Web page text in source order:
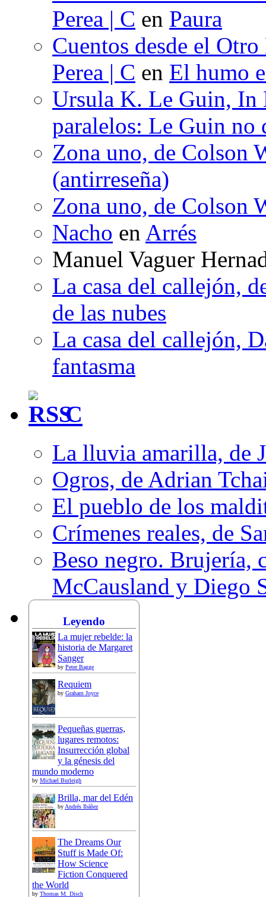
Perea | C en Paura
Cuentos desde el
Perea | C en El humo
Ursula K. Le Guin, In
paralelos: Le Guin no
Zona uno, de Colson
(antirreseña)
Zona uno, de Colson
Nacho en Arrés
Manuel Vaguer
La casa del callejón,
de las nubes
La casa del callejón,
fantasma
C
La lluvia amarilla, de
Ogros, de Adrian
El pueblo de los
Crímenes reales, de
Beso negro. Brujería,
McCausland y Diego
Leyendo
La mujer rebelde: la
historia de Margaret
Sanger
by Peter Bagge
Requiem
by Graham Joyce
Pequeñas guerras,
lugares remotos:
Insurrección global
y la génesis del
mundo moderno
by Michael Burleigh
Brilla, mar del Edén
byAndrés Ibáñez
The Dreams Our
Stuff is Made Of:
How Science
Fiction Conquered
the World
by Thomas M. Disch